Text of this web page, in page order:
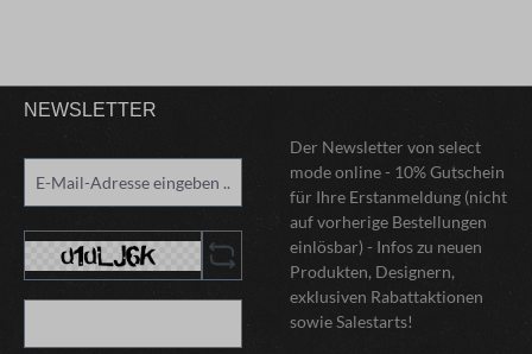
NEWSLETTER
Der Newsletter von select
mode online - 10% Gutschein
für Ihre Erstanmeldung (nicht
auf vorherige Bestellungen
einlösbar) - Infos zu neuen
Produkten, Designern,
exklusiven Rabattaktionen
sowie Salestarts!